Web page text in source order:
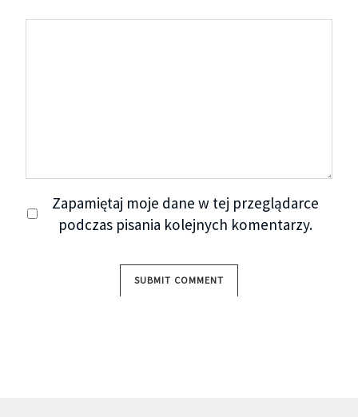
Zapamiętaj moje dane w tej przeglądarce
podczas pisania kolejnych komentarzy.